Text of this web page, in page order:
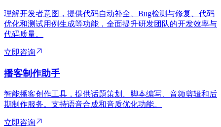
理解开发者意图，提供代码自动补全、Bug检测与修复、代码
优化和测试用例生成等功能，全面提升研发团队的开发效率与
代码质量。
立即咨询
播客制作助手
智能播客创作工具，提供话题策划、脚本编写、音频剪辑和后
期制作服务。支持语音合成和音质优化功能。
立即咨询